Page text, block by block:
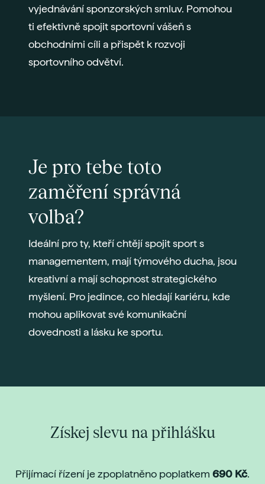
vyjednávání sponzorských smluv. Pomohou
ti efektivně spojit sportovní vášeň s
obchodními cíli a přispět k rozvoji
sportovního odvětví.
Je pro tebe toto
zaměření správná
volba?
Ideální pro ty, kteří chtějí spojit sport s
managementem, mají týmového ducha, jsou
kreativní a mají schopnost strategického
myšlení. Pro jedince, co hledají kariéru, kde
mohou aplikovat své komunikační
dovednosti a lásku ke sportu.
Získej slevu na přihlášku
Přijímací řízení je zpoplatněno poplatkem 690 Kč.